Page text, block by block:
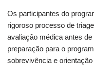
Os participantes do
rigoroso processo de
avaliação médica antes
preparação para o
sobrevivência e